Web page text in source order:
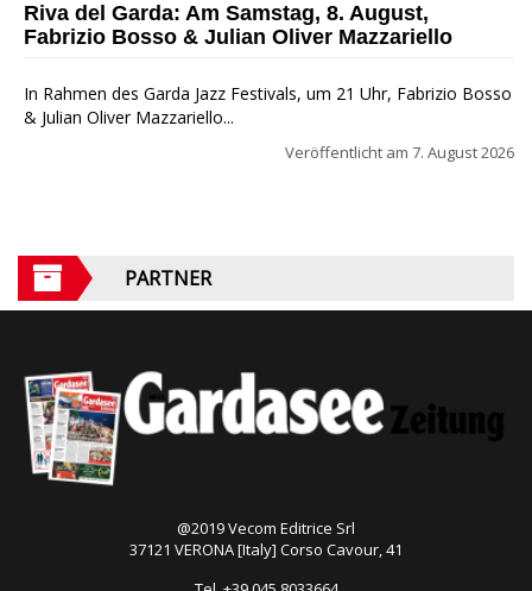
Riva del Garda: Am Samstag, 8. August,
Fabrizio Bosso & Julian Oliver Mazzariello
In Rahmen des Garda Jazz Festivals, um 21 Uhr, Fabrizio Bosso
& Julian Oliver Mazzariello...
Veröffentlicht am 7. August 2026
PARTNER
@2019 Vecom Editrice Srl
37121 VERONA [Italy] Corso Cavour, 41